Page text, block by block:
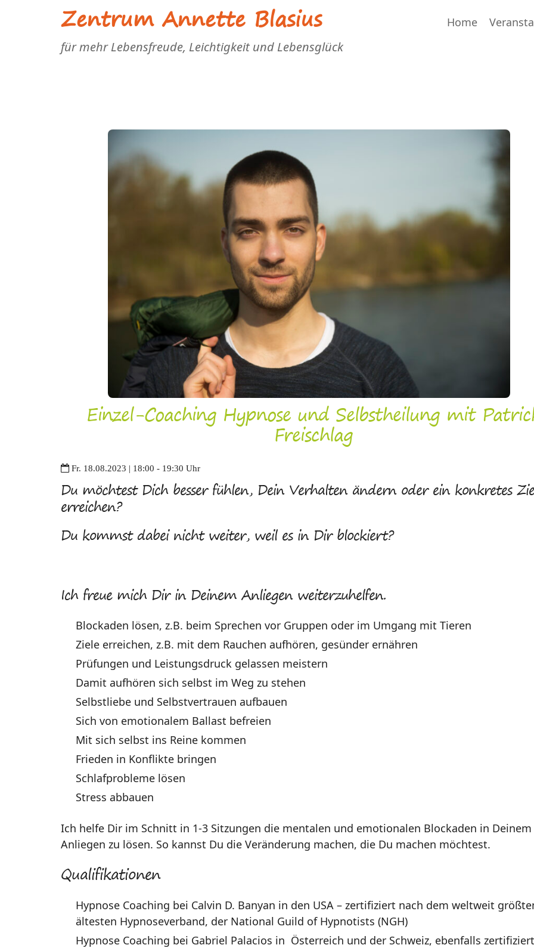
Zentrum Annette Blasius
für mehr Lebensfreude, Leichtigkeit und Lebensglück
Home
Einzel-Coaching Hypnose und Selbstheilung mit
Freischlag
Fr. 18.08.2023 | 18:00 - 19:30 Uhr
Du möchtest Dich besser fühlen, Dein Verhalten ändern oder ein konkretes
erreichen?
Du kommst dabei nicht weiter, weil es in Dir blockiert?
Ich freue mich Dir in Deinem Anliegen weiterzuhelfen.
Blockaden lösen, z.B. beim Sprechen vor Gruppen oder im Umgang mit Tieren
Ziele erreichen, z.B. mit dem Rauchen aufhören, gesünder ernähren
Prüfungen und Leistungsdruck gelassen meistern
Damit aufhören sich selbst im Weg zu stehen
Selbstliebe und Selbstvertrauen aufbauen
Sich von emotionalem Ballast befreien
Mit sich selbst ins Reine kommen
Frieden in Konflikte bringen
Schlafprobleme lösen
Stress abbauen
Ich helfe Dir im Schnitt in 1-3 Sitzungen die mentalen und emotionalen Blockaden in Deinem
Anliegen zu lösen. So kannst Du die Veränderung machen, die Du machen möchtest.
Qualifikationen
Hypnose Coaching bei Calvin D. Banyan in den USA – zertifiziert nach dem weltweit
ältesten Hypnoseverband, der National Guild of Hypnotists (NGH)
Hypnose Coaching bei Gabriel Palacios in Österreich und der Schweiz, ebenfalls